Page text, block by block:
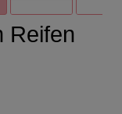
Reifen